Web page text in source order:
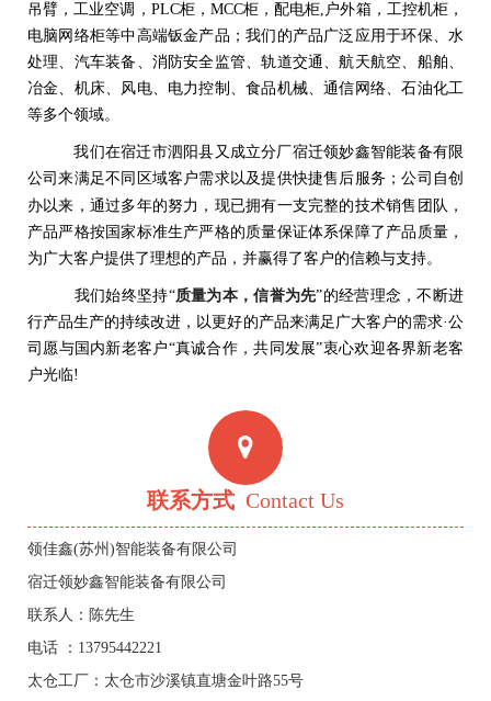
吊臂，工业空调，PLC柜，MCC柜，配电柜,户外箱，工控机柜，
电脑网络柜等中高端钣金产品；我们的产品广泛应用于环保、水
处理、汽车装备、消防安全监管、轨道交通、航天航空、船舶、
冶金、机床、风电、电力控制、食品机械、通信网络、石油化工
等多个领域。
我们在宿迁市泗阳县 又成立分厂宿迁领妙鑫智能装备有限
公司来满足不同区域客户需求以及提供快捷售后服务；公司自创
办以来，通过多年的努力，现已拥有一支完整的技术销售团队 ，
产品严格按国家标准生产严格的质量保证体系保障了产品质量，
为广大客户提供了理想的产品，并赢得了客户的信赖与支持。
我们始终坚持“质量为本，信誉为先”的经营理念，不断进
行产品生产的持续改进，以更好的产品来满足广大客户的需求·公
司愿与国内新老客户“真诚合作，共同发展”衷心欢迎各界新老客
户光临!
联系方式 Contact Us
领佳鑫(苏州)智能装备有限公司
宿迁领妙鑫智能装备有限公司
联系人：陈先生
电话 ：13795442221
太仓工厂：太仓市沙溪镇直塘金叶路55号